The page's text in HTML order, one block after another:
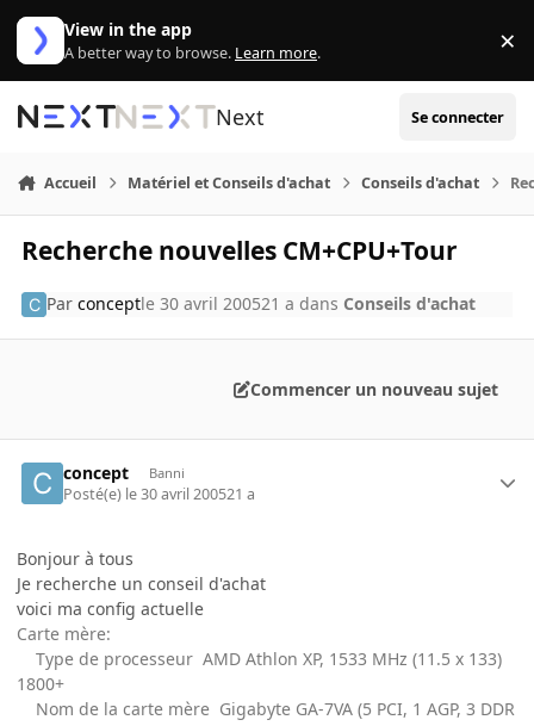
Aller au contenu
View in the app
A better way to browse. Learn more. ×
Next Se connecter
Accueil Matériel et Conseils d'achat Conseils d'achat
Recherche nouvelles CM+CPU+Tour
Parconceptle 30 avril 200521 a dans Conseils d'achat
Commencer un nouveau sujet
concept Banni
Posté(e) le 30 avril 200521 a
Bonjour à tous
Je recherche un conseil d'achat
voici ma config actuelle
Carte mère:
Type de processeur AMD Athlon XP, 1533 MHz (11.5 x 133)
1800+
Nom de la carte mère Gigabyte GA-7VA (5 PCI, 1 AGP, 3 DDR